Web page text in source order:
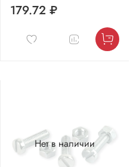
179.72 ₽
Нет в наличии